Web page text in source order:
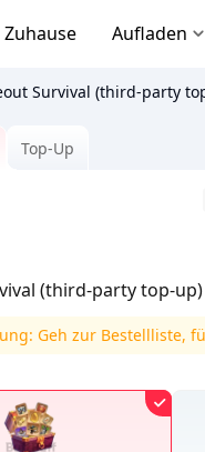
Zuhause Aufladen
Survival (third-party
Top-Up
(third-party top-up)
Geh zur Bestellliste,